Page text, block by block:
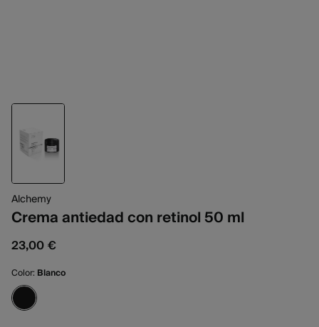
Alchemy
Crema antiedad con retinol 50 ml
23,00 €
Color: Blanco